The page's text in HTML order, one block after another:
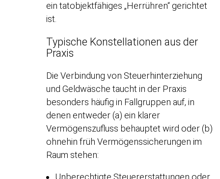
ein tatobjektfähiges „Herrühren“ gerichtet
ist.
Typische Konstellationen aus der
Praxis
Die Verbindung von Steuerhinterziehung
und Geldwäsche taucht in der Praxis
besonders häufig in Fallgruppen auf, in
denen entweder (a) ein klarer
Vermögenszufluss behauptet wird oder (b)
ohnehin früh Vermögenssicherungen im
Raum stehen: